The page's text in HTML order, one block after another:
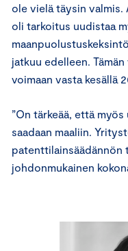
ole vielä täysin valmis.
oli tarkoitus uudistaa
jatkuu edelleen.
voimaan vasta kesällä
”On tärkeää, että
saadaan maaliin.
patenttilainsäädännön
johdonmukainen